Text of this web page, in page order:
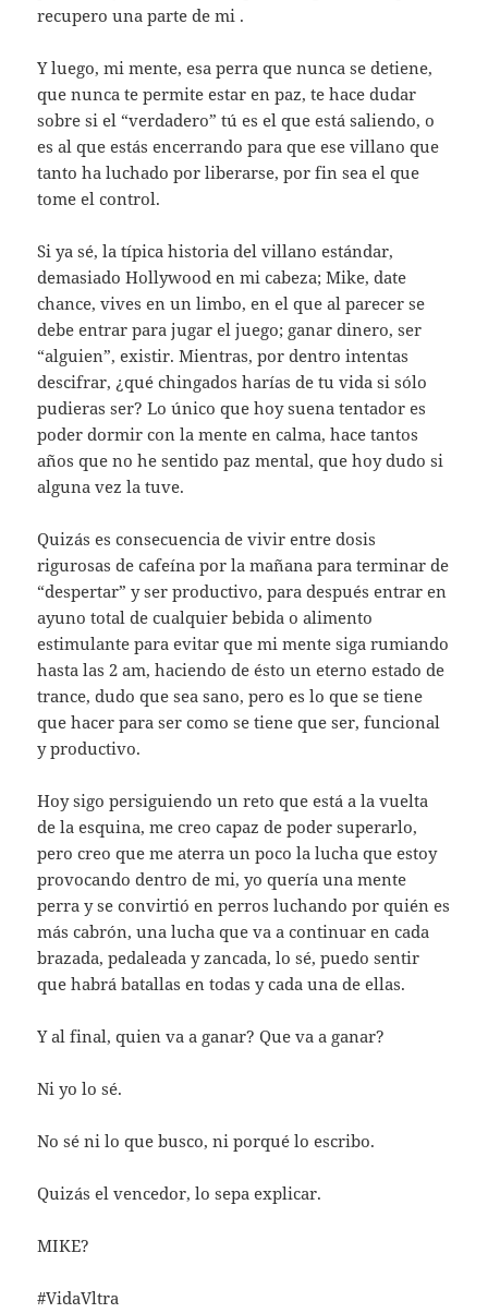
recupero una parte de mi .
Y luego, mi mente, esa perra que nunca se detiene,
que nunca te permite estar en paz, te hace dudar
sobre si el “verdadero” tú es el que está saliendo, o
es al que estás encerrando para que ese villano que
tanto ha luchado por liberarse, por fin sea el que
tome el control.
Si ya sé, la típica historia del villano estándar,
demasiado Hollywood en mi cabeza; Mike, date
chance, vives en un limbo, en el que al parecer se
debe entrar para jugar el juego; ganar dinero, ser
“alguien”, existir. Mientras, por dentro intentas
descifrar, ¿qué chingados harías de tu vida si sólo
pudieras ser? Lo único que hoy suena tentador es
poder dormir con la mente en calma, hace tantos
años que no he sentido paz mental, que hoy dudo si
alguna vez la tuve.
Quizás es consecuencia de vivir entre dosis
rigurosas de cafeína por la mañana para terminar de
“despertar” y ser productivo, para después entrar en
ayuno total de cualquier bebida o alimento
estimulante para evitar que mi mente siga rumiando
hasta las 2 am, haciendo de ésto un eterno estado de
trance, dudo que sea sano, pero es lo que se tiene
que hacer para ser como se tiene que ser, funcional
y productivo.
Hoy sigo persiguiendo un reto que está a la vuelta
de la esquina, me creo capaz de poder superarlo,
pero creo que me aterra un poco la lucha que estoy
provocando dentro de mi, yo quería una mente
perra y se convirtió en perros luchando por quién es
más cabrón, una lucha que va a continuar en cada
brazada, pedaleada y zancada, lo sé, puedo sentir
que habrá batallas en todas y cada una de ellas.
Y al final, quien va a ganar? Que va a ganar?
Ni yo lo sé.
No sé ni lo que busco, ni porqué lo escribo.
Quizás el vencedor, lo sepa explicar.
MIKE?
#VidaVltra